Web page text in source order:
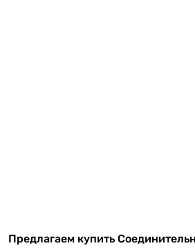
Предлагаем купить